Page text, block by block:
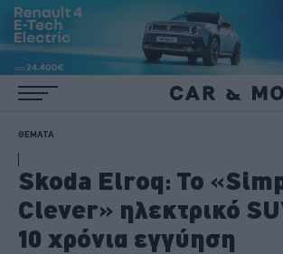
ΘΕΜΑΤΑ
Skoda Elroq: Το
Clever» ηλεκτρικό
10 χρόνια εγγύηση